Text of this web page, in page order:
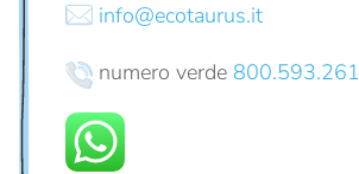
info@ecotaurus.it
numero verde 800.593.261